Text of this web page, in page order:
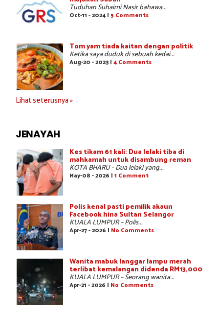
Tuduhan Suhaimi Nasir bahawa...
Oct-11 - 2024 | 5 Comments
Tom yam tiada kaitan dengan politik
Ketika saya duduk di sebuah kedai...
Aug-20 - 2023 | 4 Comments
Lihat seterusnya »
JENAYAH
Kes tikam 61 kali: Dua lelaki tiba di
mahkamah untuk disambung reman
KOTA BHARU - Dua lelaki yang...
May-08 - 2026 | 1 Comment
Polis kenal pasti pemilik akaun
Facebook hina Sultan Selangor
KUALA LUMPUR – Polis...
Apr-27 - 2026 | No Comments
Wanita mabuk langgar lampu merah
terlibat kemalangan didenda RM13,000
KUALA LUMPUR – Seorang wanita...
Apr-21 - 2026 | No Comments